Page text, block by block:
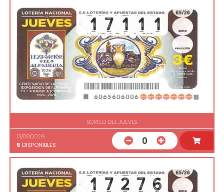
SORTEO DEL JUEVES
13/08/2026
5 DISPONIBLES 0